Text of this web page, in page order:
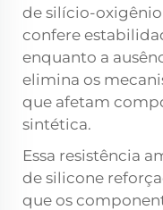
de silício-
confere
enquanto a
elimina os
que afetam
sintética.
Essa resistência
de silicone
que os